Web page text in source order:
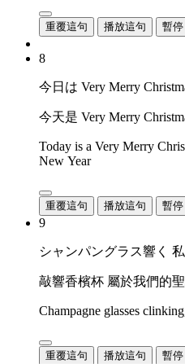
重覆這句 播放這句 暫停
8
今日は Very Merry
今天是 Very Merry
Today is a Very Merry
New Year
重覆這句 播放這句 暫停
9
シャンパングラス響く
敲響香檳杯 屬於我們的
Champagne glasses
重覆這句 播放這句 暫停